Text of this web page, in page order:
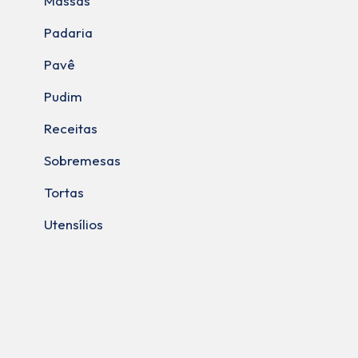
Padaria
Pavê
Pudim
Receitas
Sobremesas
Tortas
Utensílios